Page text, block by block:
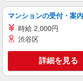
ィブ支給(規定
有）
キープ
派遣社員
株式会社シエロ
【エ
（規定あり） ゜+
マンションの受付・案
時給 2,000円
渋谷区
詳細を見る